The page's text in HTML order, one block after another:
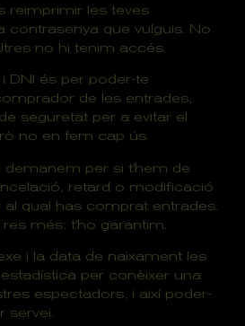
reimprimir les teves
contrasenya que vulguis. No
no hi tenim accés.
DNI és per poder-te
de les entrades,
seguretat per a evitar el
no en fem cap ús.
demanem per si t'hem de
retard o modificació
al qual has comprat entrades.
més: t'ho garantim.
i la data de naixament les
per conèixer una
espectadors, i així poder-
servei.